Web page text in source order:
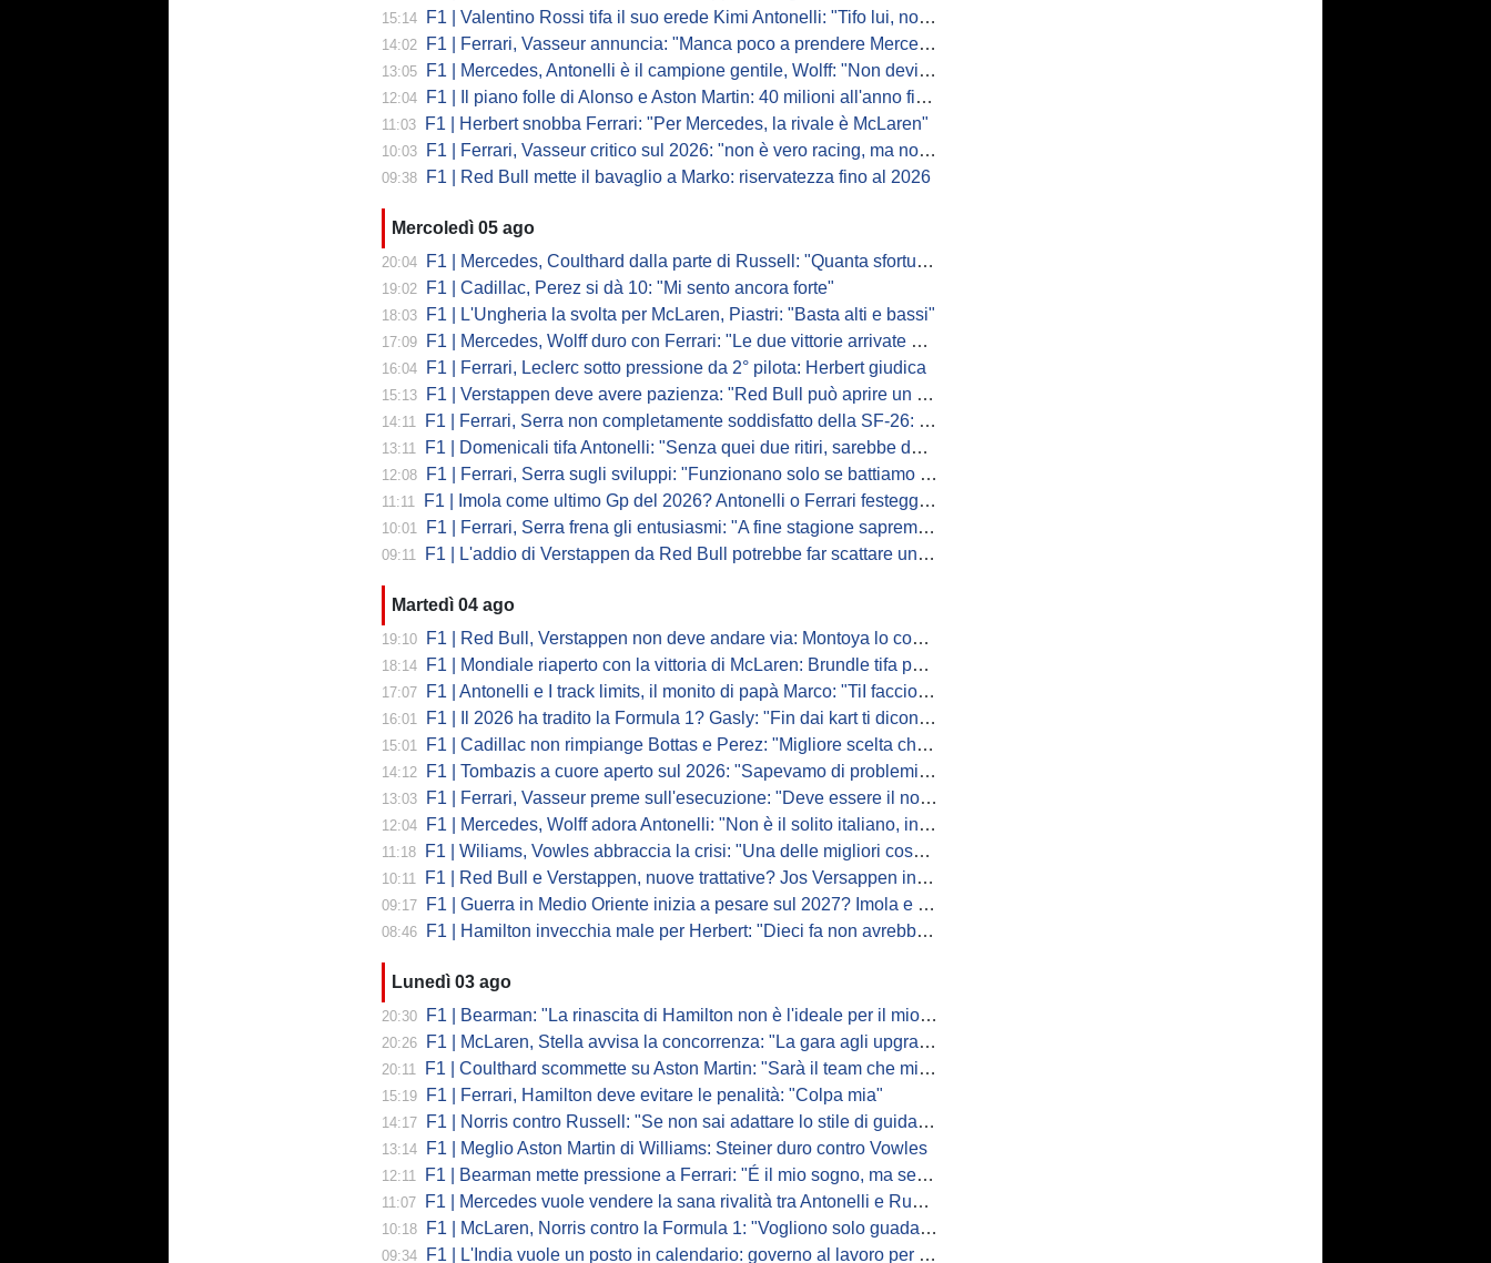
15:14 F1 | Valentino Rossi tifa il suo erede Kimi Antonelli: "Tifo lui, non Ferrari"
14:02 F1 | Ferrari, Vasseur annuncia: "Manca poco a prendere Mercedes, ma non basterà l'ADUO"
13:05 F1 | Mercedes, Antonelli è il campione gentile, Wolff: "Non devi essere stronzo per vincere"
12:04 F1 | Il piano folle di Alonso e Aston Martin: 40 milioni all'anno fino ai 47 anni di Nando
11:03 F1 | Herbert snobba Ferrari: "Per Mercedes, la rivale è McLaren"
10:03 F1 | Ferrari, Vasseur critico sul 2026: "non è vero racing, ma non è artificiale"
09:38 F1 | Red Bull mette il bavaglio a Marko: riservatezza fino al 2026
Mercoledì 05 ago
20:04 F1 | Mercedes, Coulthard dalla parte di Russell: "Quanta sfortuna può avere un pilota?"
19:02 F1 | Cadillac, Perez si dà 10: "Mi sento ancora forte"
18:03 F1 | L'Ungheria la svolta per McLaren, Piastri: "Basta alti e bassi"
17:09 F1 | Mercedes, Wolff duro con Ferrari: "Le due vittorie arrivate per colpa nostra
16:04 F1 | Ferrari, Leclerc sotto pressione da 2° pilota: Herbert giudica
15:13 F1 | Verstappen deve avere pazienza: "Red Bull può aprire un nuovo corso"
14:11 F1 | Ferrari, Serra non completamente soddisfatto della SF-26: "Non è solo la mia macchina"
13:11 F1 | Domenicali tifa Antonelli: "Senza quei due ritiri, sarebbe davanti di tanto"
12:08 F1 | Ferrari, Serra sugli sviluppi: "Funzionano solo se battiamo gli altri"
11:11 F1 | Imola come ultimo Gp del 2026? Antonelli o Ferrari festeggiano il titolo in casa...
10:01 F1 | Ferrari, Serra frena gli entusiasmi: "A fine stagione sapremo se SF-26 è forte"
09:11 F1 | L'addio di Verstappen da Red Bull potrebbe far scattare un domino: ne parla Fittipaldi
Martedì 04 ago
19:10 F1 | Red Bull, Verstappen non deve andare via: Montoya lo convince
18:14 F1 | Mondiale riaperto con la vittoria di McLaren: Brundle tifa papaya
17:07 F1 | Antonelli e I track limits, il monito di papà Marco: "TiI faccio fare la fine della gallina"
16:01 F1 | Il 2026 ha tradito la Formula 1? Gasly: "Fin dai kart ti dicono di non alzare il piede dal gas"
15:01 F1 | Cadillac non rimpiange Bottas e Perez: "Migliore scelta che potessimo fare"
14:12 F1 | Tombazis a cuore aperto sul 2026: "Sapevamo di problemi, ma serviva un accordo"
13:03 F1 | Ferrari, Vasseur preme sull'esecuzione: "Deve essere il nostro punto di forza"
12:04 F1 | Mercedes, Wolff adora Antonelli: "Non è il solito italiano, in bolla quando guida"
11:18 F1 | Wiliams, Vowles abbraccia la crisi: "Una delle migliori cose che potevano capitare"
10:11 F1 | Red Bull e Verstappen, nuove trattative? Jos Versappen insorge contro i giornalisti
09:17 F1 | Guerra in Medio Oriente inizia a pesare sul 2027? Imola e Barcellona osservano
08:46 F1 | Hamilton invecchia male per Herbert: "Dieci fa non avrebbe preso queste penalità"
Lunedì 03 ago
20:30 F1 | Bearman: "La rinascita di Hamilton non è l'ideale per il mio futuro in Ferrari"
20:26 F1 | McLaren, Stella avvisa la concorrenza: "La gara agli upgrade è appena iniziata"
20:11 F1 | Coulthard scommette su Aston Martin: "Sarà il team che migliorerà di più"
15:19 F1 | Ferrari, Hamilton deve evitare le penalità: "Colpa mia"
14:17 F1 | Norris contro Russell: "Se non sai adattare lo stile di guida, perdi"
13:14 F1 | Meglio Aston Martin di Williams: Steiner duro contro Vowles
12:11 F1 | Bearman mette pressione a Ferrari: "É il mio sogno, ma se il sedile non sarà libero..."
11:07 F1 | Mercedes vuole vendere la sana rivalità tra Antonelli e Russell: parla Lord
10:18 F1 | McLaren, Norris contro la Formula 1: "Vogliono solo guadagnare"
09:34 F1 | L'India vuole un posto in calendario: governo al lavoro per il 2028